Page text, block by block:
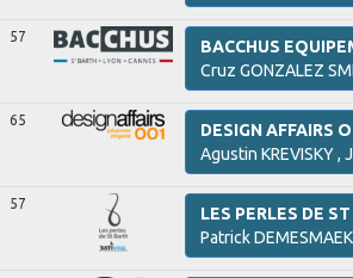
57
BACCHUS
Cruz GONZALEZ
65
DESIGN AFFAIRS
Agustin KREVISKY ,
57
LES PERLES DE
Patrick